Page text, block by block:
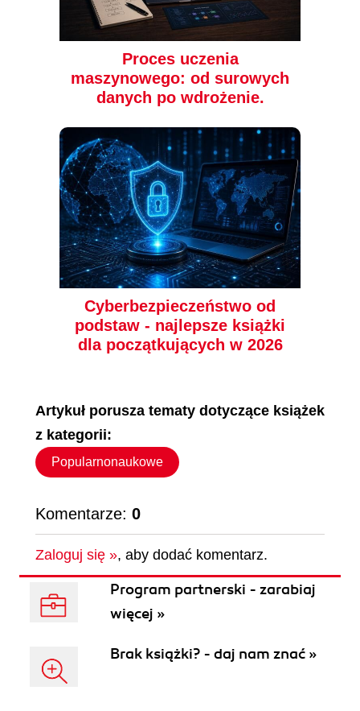
Proces uczenia
maszynowego: od surowych
danych po wdrożenie.
Cyberbezpieczeństwo od
podstaw - najlepsze książki
dla początkujących w 2026
Artykuł porusza tematy dotyczące książek
z kategorii:
Popularnonaukowe
Komentarze: 0
Zaloguj się », aby dodać komentarz.
Program partnerski - zarabiaj
więcej »
Brak książki? - daj nam znać »